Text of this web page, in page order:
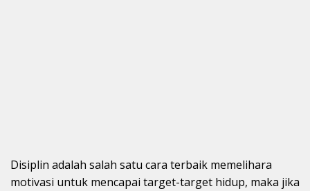
Disiplin adalah salah satu cara terbaik memelihara
motivasi untuk mencapai target-target hidup, maka jika